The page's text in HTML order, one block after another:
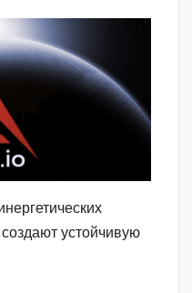
устойчивую